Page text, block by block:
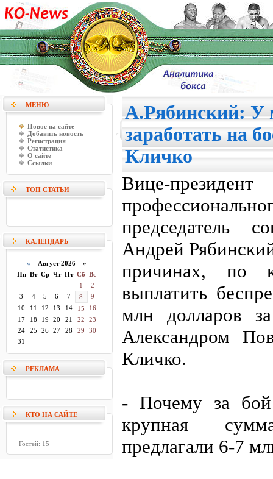
МЕНЮ
Новое на сайте
Добавить новость
Регистрация
Статистика
О сайте
Ссылки
ТОП СТАТЬИ
КАЛЕНДАРЬ
« Август 2026 »
Пн Вт Ср Чт Пт Сб Вс
1
2
3
4 5 6 7 8
9
10
11 12 13 14 15
16
17
18 19 20 21 22
23
24
25 26 27 28 29
30
31
РЕКЛАМА
КТО НА САЙТЕ
Гостей: 15
А.Рябинский: У
заработать на
Кличко
Вице-
председатель
Андрей
причинах, по
выплатить
млн долларов
Александром
Кличко.
- Почему за бой
крупная
предлагали 6-7